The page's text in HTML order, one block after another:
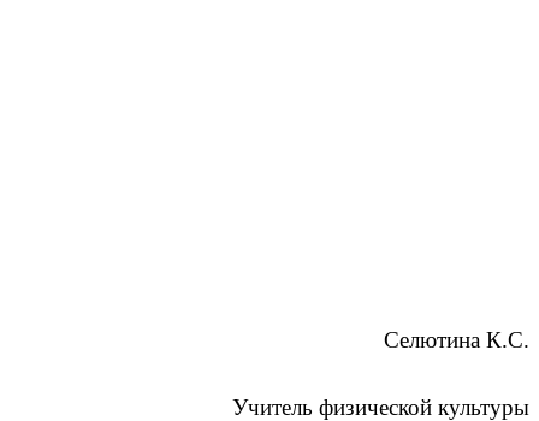
Селютина К.С.
Учитель физической культуры